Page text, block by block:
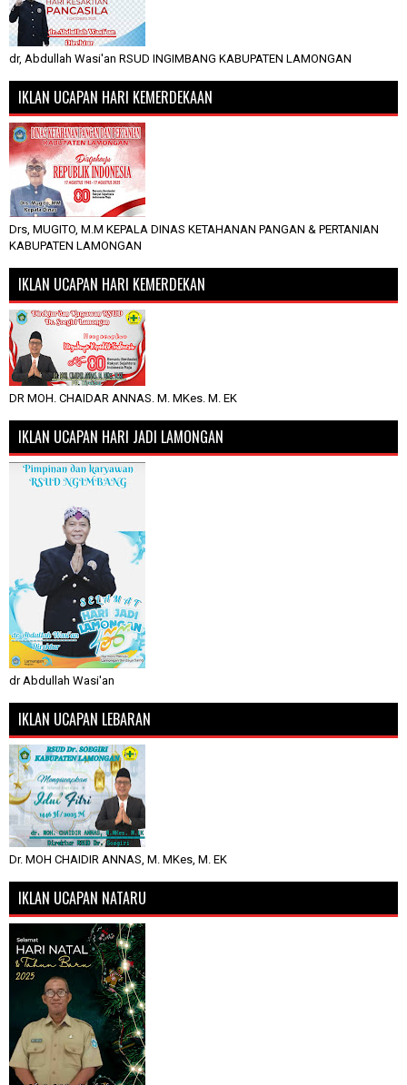
dr, Abdullah Wasi'an RSUD INGIMBANG KABUPATEN LAMONGAN
IKLAN UCAPAN HARI KEMERDEKAAN
Drs, MUGITO, M.M KEPALA DINAS KETAHANAN PANGAN & PERTANIAN
KABUPATEN LAMONGAN
IKLAN UCAPAN HARI KEMERDEKAN
DR MOH. CHAIDAR ANNAS. M. MKes. M. EK
IKLAN UCAPAN HARI JADI LAMONGAN
dr Abdullah Wasi'an
IKLAN UCAPAN LEBARAN
Dr. MOH CHAIDIR ANNAS, M. MKes, M. EK
IKLAN UCAPAN NATARU